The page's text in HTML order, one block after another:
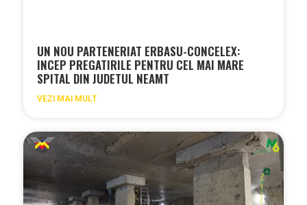
UN NOU PARTENERIAT ERBASU-CONCELEX:
INCEP PREGATIRILE PENTRU CEL MAI MARE
SPITAL DIN JUDETUL NEAMT
VEZI MAI MULT